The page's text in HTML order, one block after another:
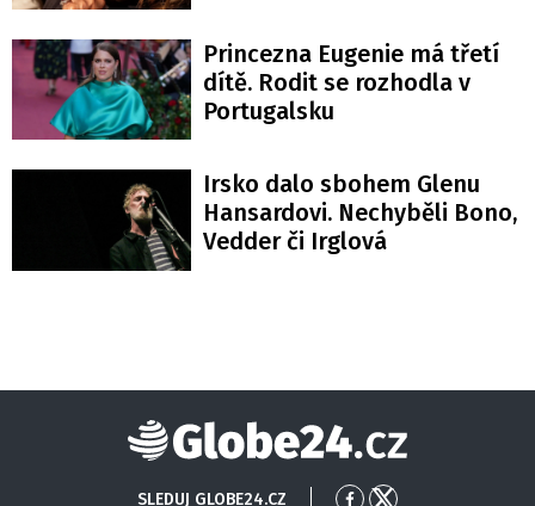
Princezna Eugenie má třetí
dítě. Rodit se rozhodla v
Portugalsku
Irsko dalo sbohem Glenu
Hansardovi. Nechyběli Bono,
Vedder či Irglová
Globe24
SLEDUJ GLOBE24.CZ